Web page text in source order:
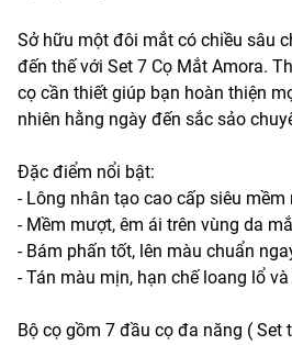
Sở hữu một đôi mắt có chiều sâu
đến thế với Set 7 Cọ Mắt Amora.
cọ cần thiết giúp bạn hoàn thiện
nhiên hằng ngày đến sắc sảo
Đặc điểm nổi bật:
- Lông nhân tạo cao cấp siêu mềm
- Mềm mượt, êm ái trên vùng da
- Bám phấn tốt, lên màu chuẩn
- Tán màu mịn, hạn chế loang lổ và
Bộ cọ gồm 7 đầu cọ đa năng ( Set